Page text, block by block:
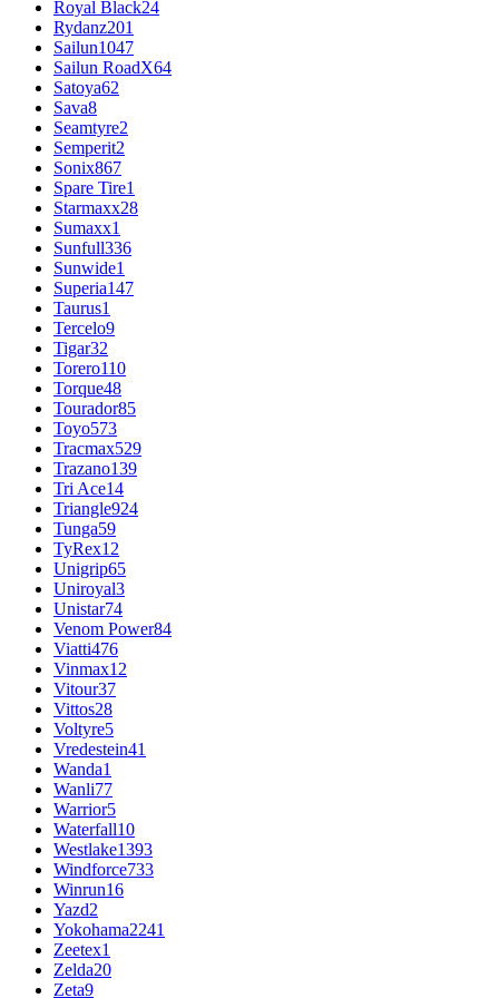
Royal Black24
Rydanz201
Sailun1047
Sailun RoadX64
Satoya62
Sava8
Seamtyre2
Semperit2
Sonix867
Spare Tire1
Starmaxx28
Sumaxx1
Sunfull336
Sunwide1
Superia147
Taurus1
Tercelo9
Tigar32
Torero110
Torque48
Tourador85
Toyo573
Tracmax529
Trazano139
Tri Ace14
Triangle924
Tunga59
TyRex12
Unigrip65
Uniroyal3
Unistar74
Venom Power84
Viatti476
Vinmax12
Vitour37
Vittos28
Voltyre5
Vredestein41
Wanda1
Wanli77
Warrior5
Waterfall10
Westlake1393
Windforce733
Winrun16
Yazd2
Yokohama2241
Zeetex1
Zelda20
Zeta9